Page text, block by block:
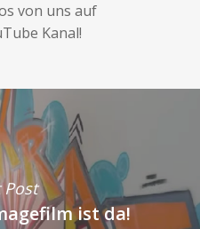
von uns auf
Kanal!
ist da!